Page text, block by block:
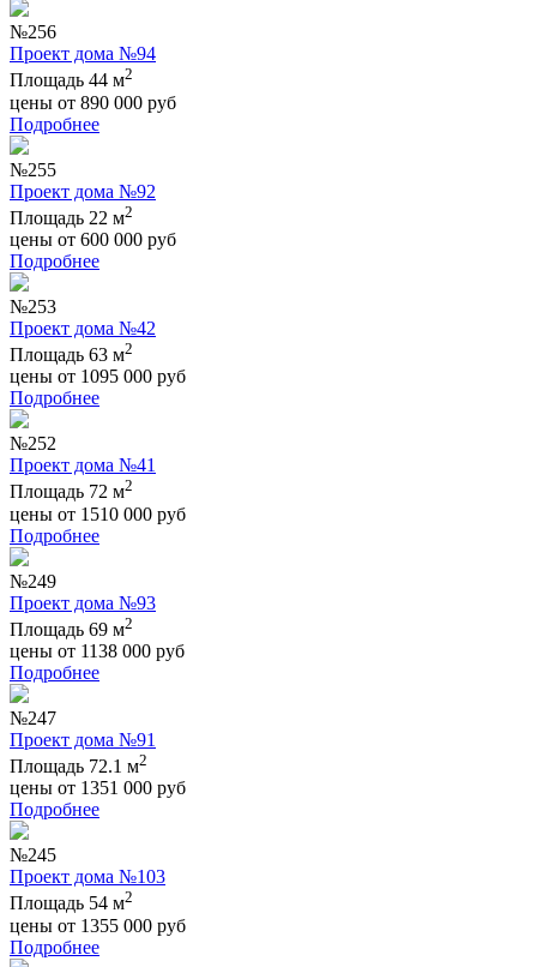
№256
Проект дома №94
Площадь 44 м2
цены от 890 000 руб
Подробнее
№255
Проект дома №92
Площадь 22 м2
цены от 600 000 руб
Подробнее
№253
Проект дома №42
Площадь 63 м2
цены от 1095 000 руб
Подробнее
№252
Проект дома №41
Площадь 72 м2
цены от 1510 000 руб
Подробнее
№249
Проект дома №93
Площадь 69 м2
цены от 1138 000 руб
Подробнее
№247
Проект дома №91
Площадь 72.1 м2
цены от 1351 000 руб
Подробнее
№245
Проект дома №103
Площадь 54 м2
цены от 1355 000 руб
Подробнее